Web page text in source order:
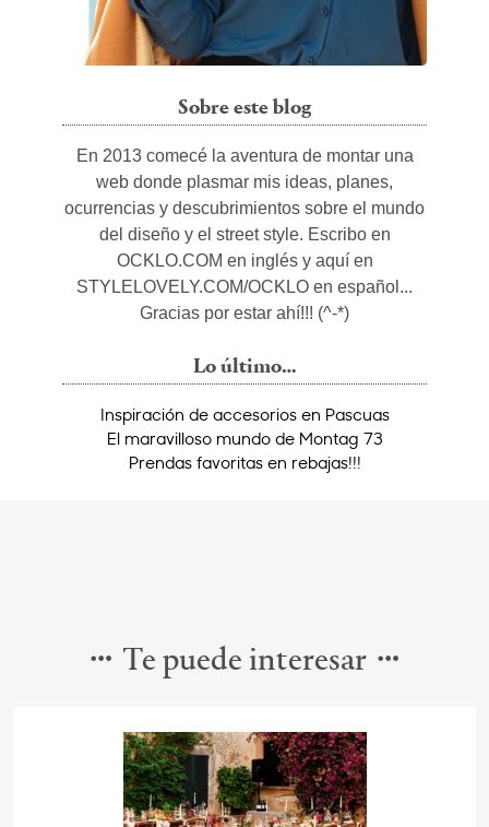
Sobre este blog
En 2013 comecé la aventura de montar una
web donde plasmar mis ideas, planes,
ocurrencias y descubrimientos sobre el mundo
del diseño y el street style. Escribo en
OCKLO.COM en inglés y aquí en
STYLELOVELY.COM/OCKLO en español...
Gracias por estar ahí!!! (^-*)
Lo último…
Inspiración de accesorios en Pascuas
El maravilloso mundo de Montag 73
Prendas favoritas en rebajas!!!
Te puede interesar